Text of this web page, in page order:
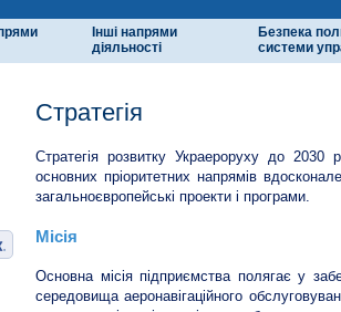
Інші напрями
діяльності
Безпека
системи
Стратегія
Стратегія розвитку Украероруху до 2030
основних пріоритетних напрямів
загальноєвропейські проекти і програми.
Місія
Основна місія підприємства полягає у
середовища аеронавігаційного